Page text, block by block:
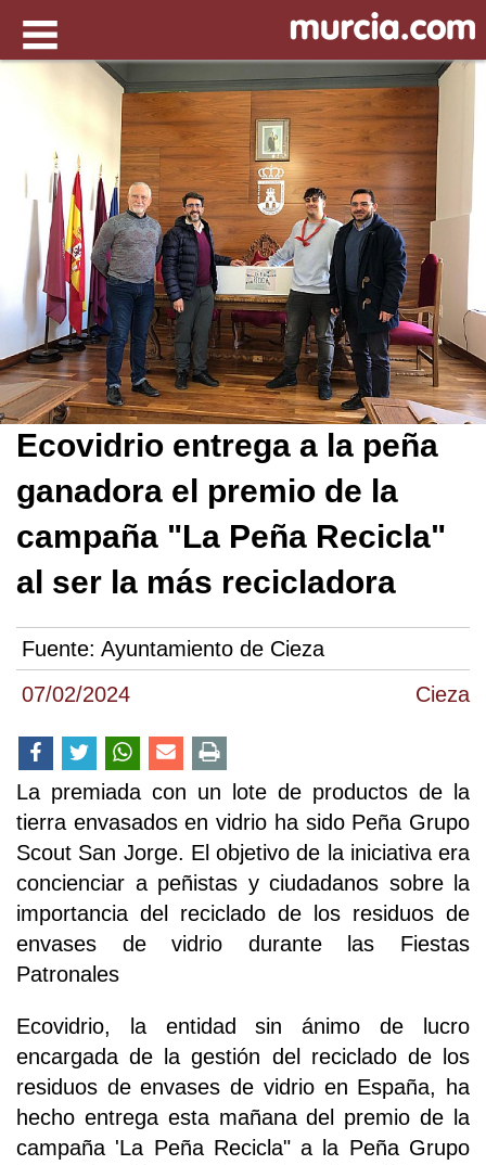
07/02/2024 Cieza
Ecovidrio entrega a la peña
ganadora el premio de la
campaña "La Peña Recicla"
al ser la más recicladora
Fuente: Ayuntamiento de Cieza
La premiada con un lote de productos de la
tierra envasados en vidrio ha sido Peña Grupo
Scout San Jorge. El objetivo de la iniciativa era
concienciar a peñistas y ciudadanos sobre la
importancia del reciclado de los residuos de
envases de vidrio durante las Fiestas
Patronales
Ecovidrio, la entidad sin ánimo de lucro
encargada de la gestión del reciclado de los
residuos de envases de vidrio en España, ha
hecho entrega esta mañana del premio de la
campaña 'La Peña Recicla" a la Peña Grupo